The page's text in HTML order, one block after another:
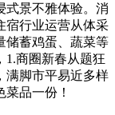
式景不雅体验。消
宿行业运营从体采
储蓄鸡蛋、蔬菜等
1.商圈新春从题狂
满脚市平易近多样
品一份！